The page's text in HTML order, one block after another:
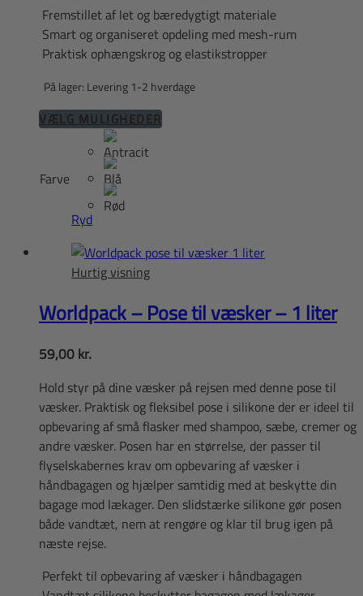
Fremstillet af let og bæredygtigt materiale
Smart og organiseret opdeling med mesh-rum
Praktisk ophængskrog og elastikstropper
På lager: Levering 1-2 hverdage
VÆLG MULIGHEDERDette
vælges
Farve
Ryd
Hurtig visning
Worldpack – Pose til væsker – 1 liter
59,00kr.
Hold styr på dine væsker på rejsen med denne pose til
væsker. Praktisk og fleksibel pose i silikone der er ideel til
opbevaring af små flasker med shampoo, sæbe, cremer og
andre væsker. Posen har en størrelse, der passer til
flyselskabernes krav om opbevaring af væsker i
håndbagagen og hjælper samtidig med at beskytte din
bagage mod lækager. Den slidstærke silikone gør posen
både vandtæt, nem at rengøre og klar til brug igen på
næste rejse.
Perfekt til opbevaring af væsker i håndbagagen